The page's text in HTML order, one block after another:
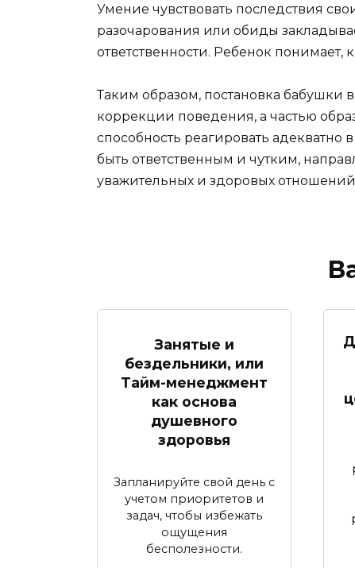
Умение чувствовать последствия
разочарования или обиды
ответственности. Ребенок понимает,
Таким образом, постановка бабушки
коррекции поведения, а частью
способность реагировать
быть ответственным и чутким,
уважительных и здоровых
Занятые и
бездельники, или
Тайм-менеджмент
как основа
душевного
здоровья
Запланируйте свой день с
учетом приоритетов и
задач, чтобы избежать
ощущения
бесполезности.